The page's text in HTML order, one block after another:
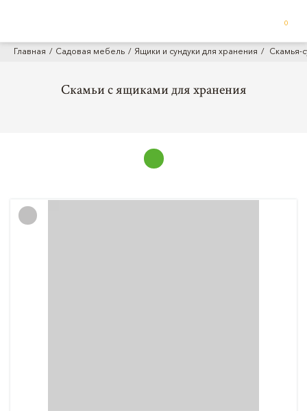
0
Главная Садовая мебель Ящики и сундуки для хранения Скамья-
Скамьи с ящиками для хранения